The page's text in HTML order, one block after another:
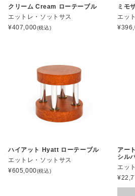
クリーム Cream ローテーブル
エットレ・ソットサス
¥407,000(税込)
ミモ
エッ
¥
ハイアット Hyatt ローテーブル
エットレ・ソットサス
¥605,000(税込)
アー
シル
エッ
¥